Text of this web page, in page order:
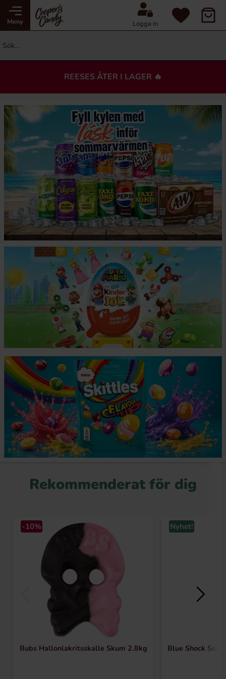
Meny Logga in
REESES ÅTER I LAGER 🔥
Rekommenderat för dig
-10%
Bubs Hallonlakritsskalle Skum 2.8kg
Nyhet!
Blue Shock